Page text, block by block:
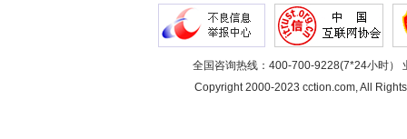
全国咨询热线：400-700-9228(7*24小时）
Copyright 2000-2023 cction.com, All